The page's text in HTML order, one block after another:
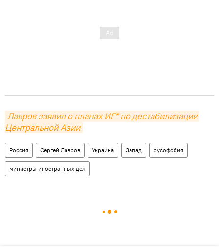
Лавров заявил о планах ИГ* по дестабилизации
Центральной Азии
Россия Сергей Лавров Украина Запад русофобия
министры иностранных дел